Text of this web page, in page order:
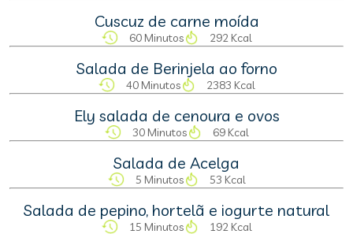
Cuscuz de carne moída
60 Minutos 292 Kcal
Salada de Berinjela ao forno
40 Minutos 2383 Kcal
Ely salada de cenoura e ovos
30 Minutos 69 Kcal
Salada de Acelga
5 Minutos 53 Kcal
Salada de pepino, hortelã e iogurte natural
15 Minutos 192 Kcal